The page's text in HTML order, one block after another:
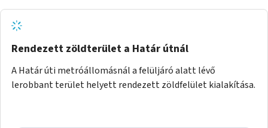
gyerekek bevonására is. A program pilot jelleggel indulna,
több korosztály számára.
Rendezett zöldterület a Határ útnál
A Határ úti metróállomásnál a felüljáró alatt lévő
lerobbant terület helyett rendezett zöldfelület kialakítása.